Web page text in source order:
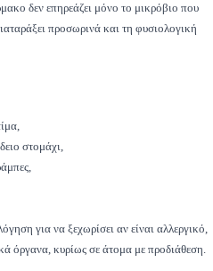
δεν επηρεάζει μόνο το μικρόβιο που
προσωρινά και τη φυσιολογική
στομάχι,
για να ξεχωρίσει αν είναι αλλεργικό,
όργανα, κυρίως σε άτομα με προδιάθεση.